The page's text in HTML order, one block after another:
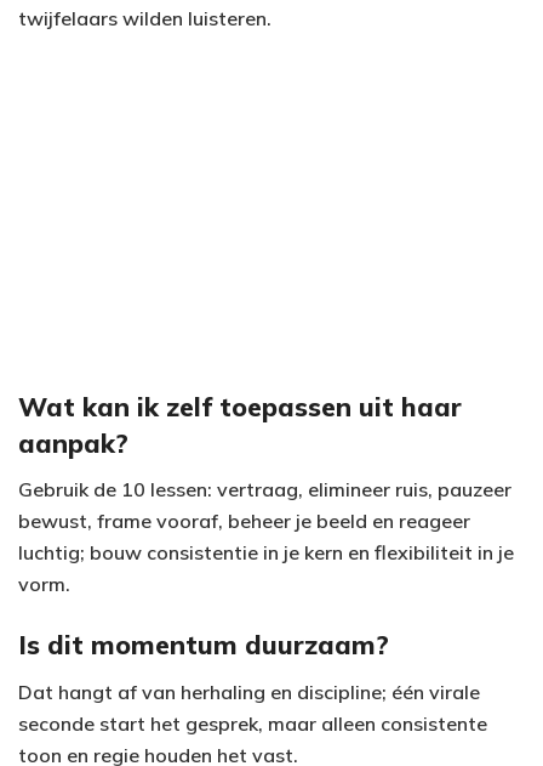
twijfelaars wilden luisteren.
Wat kan ik zelf toepassen uit haar
aanpak?
Gebruik de 10 lessen: vertraag, elimineer ruis, pauzeer
bewust, frame vooraf, beheer je beeld en reageer
luchtig; bouw consistentie in je kern en flexibiliteit in je
vorm.
Is dit momentum duurzaam?
Dat hangt af van herhaling en discipline; één virale
seconde start het gesprek, maar alleen consistente
toon en regie houden het vast.